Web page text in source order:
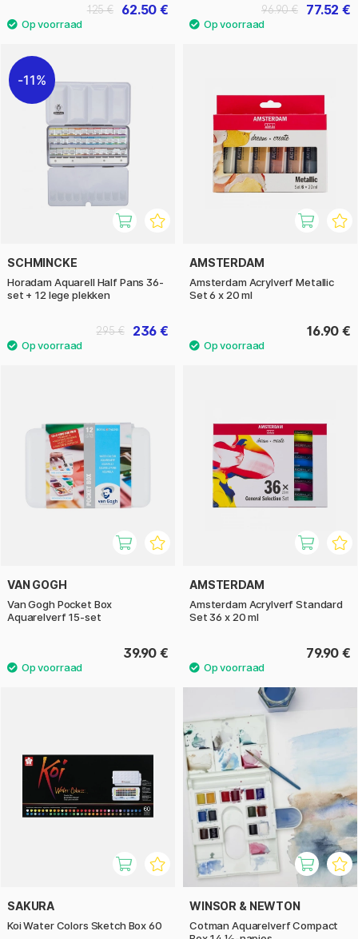
62.50 €
125 € 77.52 €
96.90 €
11%
SCHMINCKE
Horadam Aquarell Half Pans 36-
set + 12 lege plekken
236 €
295 €
AMSTERDAM
Amsterdam Acrylverf Metallic
Set 6 x 20 ml
16.90 €
VAN GOGH
Van Gogh Pocket Box
Aquarelverf 15-set
39.90 €
AMSTERDAM
Amsterdam Acrylverf Standard
Set 36 x 20 ml
79.90 €
SAKURA
Koi Water Colors Sketch Box 60
WINSOR & NEWTON
Cotman Aquarelverf Compact